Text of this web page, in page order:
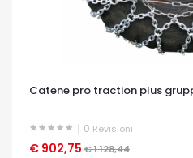
Catene pro traction plus
0 Revisioni
€ 902,75 € 1.128,44
OCCHIATA VELOCE